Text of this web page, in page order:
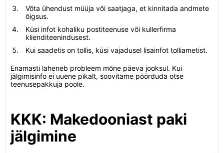
Võta ühendust müüja või saatjaga, et kinnitada andmete
õigsus.
Küsi infot kohaliku postiteenuse või kullerfirma
klienditeenindusest.
Kui saadetis on tollis, küsi vajadusel lisainfot tolliametist.
Enamasti laheneb probleem mõne päeva jooksul. Kui
jälgimisinfo ei uuene pikalt, soovitame pöörduda otse
teenusepakkuja poole.
KKK: Makedooniast paki
jälgimine